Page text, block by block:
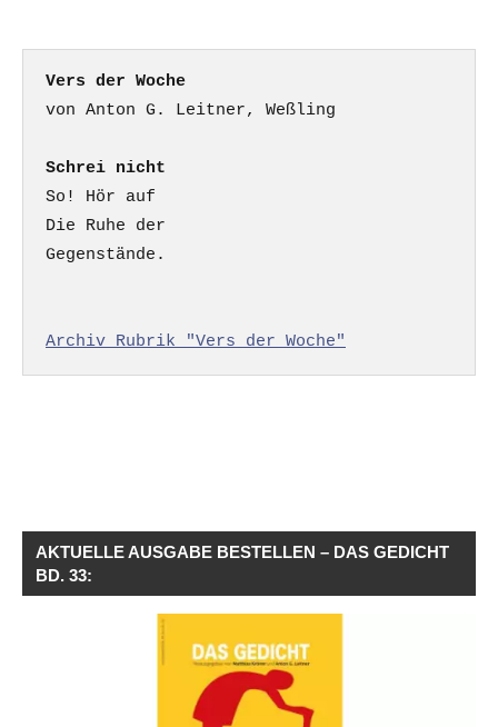
Vers der Woche
Schrei nicht
So! Hör auf
Die Ruhe der
Gegenstände.
Archiv Rubrik "Vers der Woche"
AKTUELLE AUSGABE BESTELLEN – DAS GEDICHT
BD. 33: